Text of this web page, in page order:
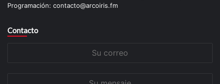
Programación: contacto@arcoiris.fm
Contacto